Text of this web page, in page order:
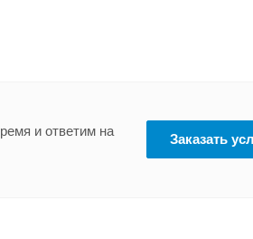
и ответим на
Заказать